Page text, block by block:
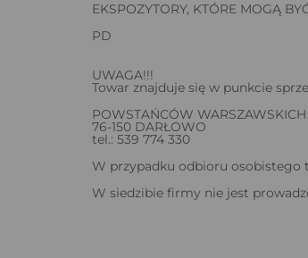
EKSPOZYTORY, KTÓRE MOGĄ
PD
UWAGA!!!
Towar znajduje się w punkcie
POWSTAŃCÓW
76-150 DARŁOWO
tel.: 539 774 330
W przypadku odbioru osobistego
W siedzibie firmy nie jest